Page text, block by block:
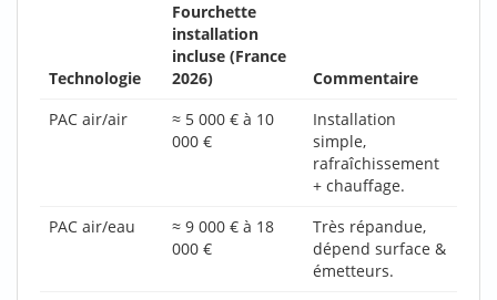
Technologie
Fourchette
installation
incluse (France
2026)
Commentaire
PAC air/air
≈ 5 000 € à 10
000 €
Installation
simple,
rafraîchissement
+ chauffage.
PAC air/eau
≈ 9 000 € à 18
000 €
Très répandue,
dépend surface &
émetteurs.